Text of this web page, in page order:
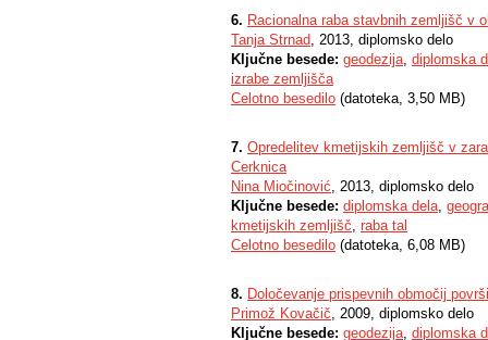
6. Racionalna raba stavbnih zemljišč v
Tanja Strnad, 2013, diplomsko delo
Ključne besede: geodezija, diplomska
izrabe zemljišča
Celotno besedilo (datoteka, 3,50 MB)
7. Opredelitev kmetijskih zemljišč v
Cerknica
Nina Miočinović, 2013, diplomsko delo
Ključne besede: diplomska dela,
kmetijskih zemljišč, raba tal
Celotno besedilo (datoteka, 6,08 MB)
8. Določevanje prispevnih območij
Primož Kovačič, 2009, diplomsko delo
Ključne besede: geodezija, diplomska